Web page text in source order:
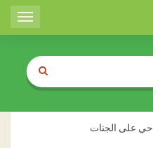
Toggle
حي على الجنات